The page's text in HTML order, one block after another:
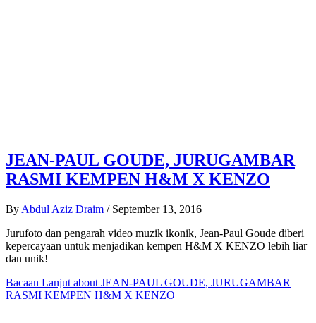
JEAN-PAUL GOUDE, JURUGAMBAR
RASMI KEMPEN H&M X KENZO
By Abdul Aziz Draim / September 13, 2016
Jurufoto dan pengarah video muzik ikonik, Jean-Paul Goude diberi
kepercayaan untuk menjadikan kempen H&M X KENZO lebih liar
dan unik!
Bacaan Lanjut about JEAN-PAUL GOUDE, JURUGAMBAR
RASMI KEMPEN H&M X KENZO